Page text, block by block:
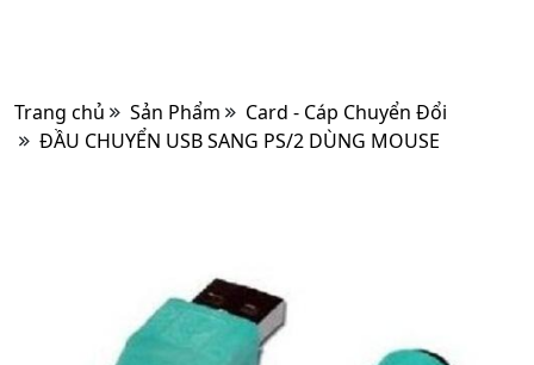
Trang chủ Sản Phẩm
Card - Cáp Chuyển Đổi
ĐẦU CHUYỂN USB SANG PS/2 DÙNG MOUSE